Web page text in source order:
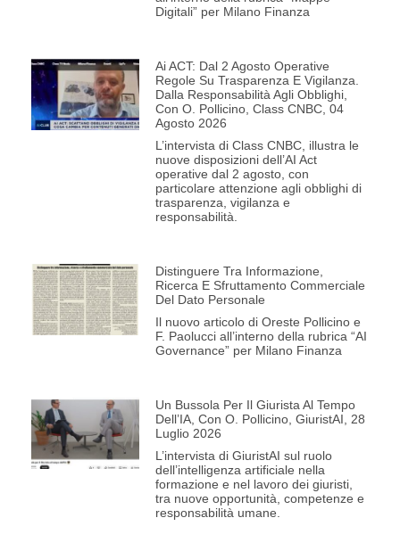
Digitali” per Milano Finanza
Ai ACT: Dal 2 Agosto Operative
Regole Su Trasparenza E Vigilanza.
Dalla Responsabilità Agli Obblighi,
Con O. Pollicino, Class CNBC, 04
Agosto 2026
L’intervista di Class CNBC, illustra le
nuove disposizioni dell’AI Act
operative dal 2 agosto, con
particolare attenzione agli obblighi di
trasparenza, vigilanza e
responsabilità.
Distinguere Tra Informazione,
Ricerca E Sfruttamento Commerciale
Del Dato Personale
Il nuovo articolo di Oreste Pollicino e
F. Paolucci all’interno della rubrica “AI
Governance” per Milano Finanza
Un Bussola Per Il Giurista Al Tempo
Dell’IA, Con O. Pollicino, GiuristAI, 28
Luglio 2026
L’intervista di GiuristAI sul ruolo
dell’intelligenza artificiale nella
formazione e nel lavoro dei giuristi,
tra nuove opportunità, competenze e
responsabilità umane.